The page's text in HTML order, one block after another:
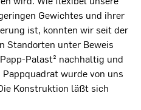
Gewichtes und ihrer
ist, konnten wir seit der
Standorten unter Beweis
Palast² nachhaltig und
wurde von uns
Konstruktion läßt sich